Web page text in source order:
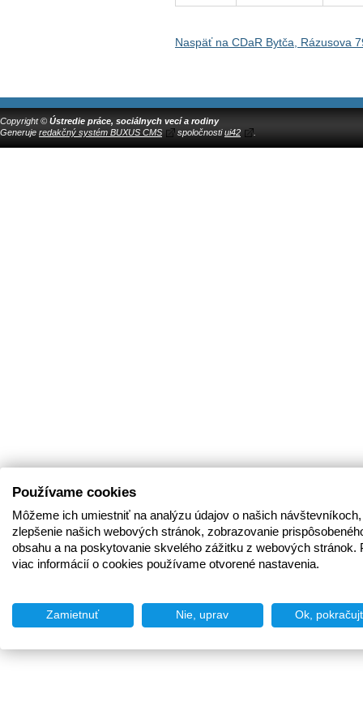
Naspäť na CDaR Bytča, Rázusova
Copyright © Ústredie práce, sociálnych vecí a rodiny
Generuje redakčný systém BUXUS CMS spoločnostiui42
Používame cookies
Môžeme ich umiestniť na analýzu údajov o našich
zlepšenie našich webových stránok, zobrazovanie
obsahu a na poskytovanie skvelého zážitku z webových stránok.
viac informácií o cookies používame otvorené nastavenia.
Zamietnuť Nie, uprav Ok,